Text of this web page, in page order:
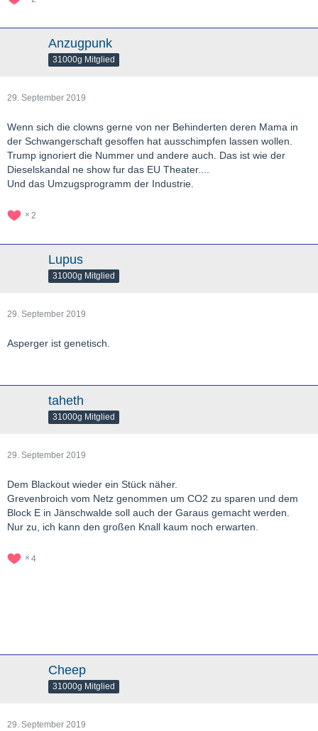
Anzugpunk
31000g Mitglied
29. September 2019
Wenn sich die clowns gerne von ner Behinderten deren Mama in
der Schwangerschaft gesoffen hat ausschimpfen lassen wollen.
Trump ignoriert die Nummer und andere auch. Das ist wie der
Dieselskandal ne show fur das EU Theater....
Und das Umzugsprogramm der Industrie.
2
Lupus
31000g Mitglied
29. September 2019
Asperger ist genetisch.
taheth
31000g Mitglied
29. September 2019
Dem Blackout wieder ein Stück näher.
Grevenbroich vom Netz genommen um CO2 zu sparen und dem
Block E in Jänschwalde soll auch der Garaus gemacht werden.
Nur zu, ich kann den großen Knall kaum noch erwarten.
4
Cheep
31000g Mitglied
29. September 2019